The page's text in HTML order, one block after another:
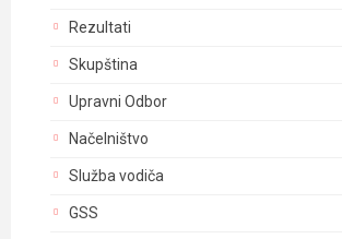
Rezultati
Skupština
Upravni Odbor
Načelništvo
Služba vodiča
GSS